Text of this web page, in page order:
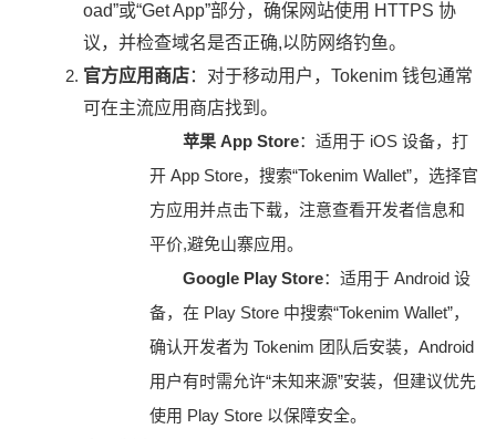
oad”或“Get App”部分，确保网站使用 HTTPS 协
议，并检查域名是否正确,以防网络钓鱼。
官方应用商店：对于移动用户，Tokenim 钱包通常
可在主流应用商店找到。
苹果 App Store：适用于 iOS 设备，打
开 App Store，搜索“Tokenim Wallet”，选择官
方应用并点击下载，注意查看开发者信息和
平价,避免山寨应用。
Google Play Store：适用于 Android 设
备，在 Play Store 中搜索“Tokenim Wallet”，
确认开发者为 Tokenim 团队后安装，Android
用户有时需允许“未知来源”安装，但建议优先
使用 Play Store 以保障安全。